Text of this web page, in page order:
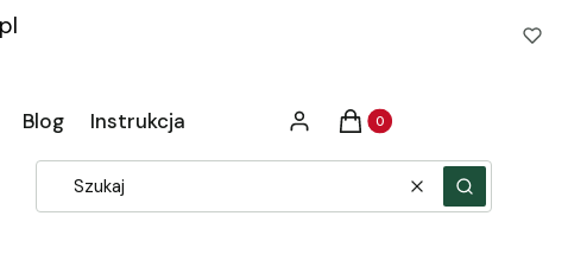
Blog Instrukcja Zaloguj sięProdukty w koszyku: 0.
Koszyk
WyczyśćSzukaj